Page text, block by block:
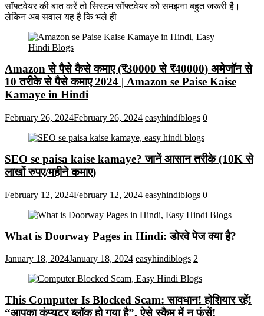
सॉफ्टवेयर की बात करें तो सिस्टम सॉफ्टवेयर को समझना बहुत जरूरी है।
लेकिन अब सवाल यह है कि भले ही
Amazon से पैसे कैसे कमाए (₹30000 से ₹40000) अमेजॉन से
10 तरीके से पैसे कमाए 2024 | Amazon se Paise Kaise
Kamaye in Hindi
February 26, 2024February 26, 2024 easyhindiblogs 0
SEO se paisa kaise kamaye? जानें आसान तरीके (10K से
लाखों रुपए/महीने कमाए)
February 12, 2024February 12, 2024 easyhindiblogs 0
What is Doorway Pages in Hindi: डोरवे पेज क्या है?
January 18, 2024January 18, 2024 easyhindiblogs 2
This Computer Is Blocked Scam: सावधान! होशियार रहें!
“आपका कंप्यूटर ब्लॉक हो गया है”, ऐसे स्कैम में न फंसें!